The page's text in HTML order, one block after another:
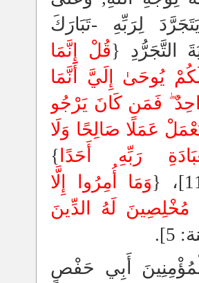
لِرَبِّهِ -تَبَارَكَ
التَّجَرُّدِ {قُلْ إِنَّمَا
يُوحَىٰ إِلَيَّ أَنَّمَا
فَمَن كَانَ يَرْجُو
عَمَلًا صَالِحًا وَلَا
رَبِّهِ أَحَدًا }
وَمَا أُمِرُوا إِلَّا
مُخْلِصِينَ لَهُ الدِّينَ
5].
أَبِي حَفْصٍ